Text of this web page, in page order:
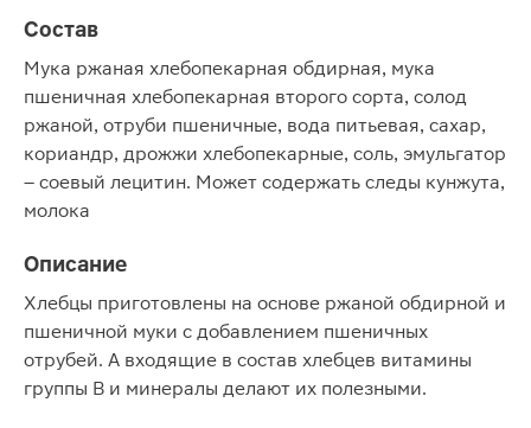
Состав
Мука ржаная хлебопекарная обдирная, мука
пшеничная хлебопекарная второго сорта, солод
ржаной, отруби пшеничные, вода питьевая, сахар,
кориандр, дрожжи хлебопекарные, соль, эмульгатор
– соевый лецитин. Может содержать следы кунжута,
молока
Описание
Хлебцы приготовлены на основе ржаной обдирной и
пшеничной муки с добавлением пшеничных
отрубей. А входящие в состав хлебцев витамины
группы B и минералы делают их полезными.